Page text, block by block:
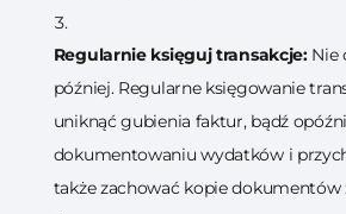
Regularnie księguj transakcje:Nie
później. Regularne księgowanie
uniknąć gubienia faktur, bądź
dokumentowaniu wydatków i
także zachować kopie dokumentów